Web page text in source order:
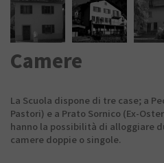
Camere
La Scuola dispone di tre case; a
Pastori) e a Prato Sornico (Ex-
hanno la possibilità di alloggiare
camere doppie o singole.